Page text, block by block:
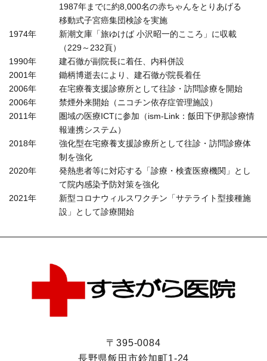
1987年までに約8,000名の赤ちゃんをとりあげる
移動式子宮癌集団検診を実施
1974年
新潮文庫「旅ゆけば 小沢昭一的こころ」に収載
（229～232頁）
1990年
建石徹が副院長に着任、内科併設
2001年
鋤柄博逝去により、建石徹が院長着任
2006年
在宅療養支援診療所として往診・訪問診療を開始
2006年
禁煙外来開始（ニコチン依存症管理施設）
2011年
圏域の医療ICTに参加（ism-Link：飯田下伊那診療情
報連携システム）
2018年
強化型在宅療養支援診療所として往診・訪問診療体
制を強化
2020年
発熱患者等に対応する「診療・検査医療機関」とし
て院内感染予防対策を強化
2021年
新型コロナウィルスワクチン「サテライト型接種施
設」として診療開始
〒395-0084
長野県飯田市鈴加町1-24